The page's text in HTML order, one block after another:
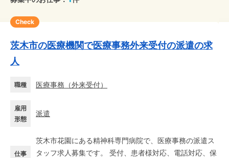
Check
茨木市の医療機関で医療事務外来受付の派遣の求
人
職種 医療事務 （外来受付）
雇用
形態
派遣
仕事
茨木市花園にある精神科専門病院で、医療事務の派遣ス
タッフ求人募集です。 受付、患者様対応、電話対応、保